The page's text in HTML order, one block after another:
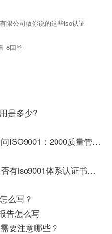
限公司做你说的这些iso认证
8回答
是多少?
我们是生产空调的公司，请问ISO9001：2000质量管理体系认证营业课需要准备什么材料
谁可以帮忙查询一下公司是否有iso9001体系认证书。谢谢
么写？
告怎么写
要注意哪些？